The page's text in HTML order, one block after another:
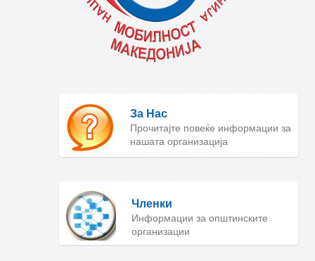
За Нас
Прочитајте повеќе информации за
нашата организација
Членки
Информации за општинските
организации